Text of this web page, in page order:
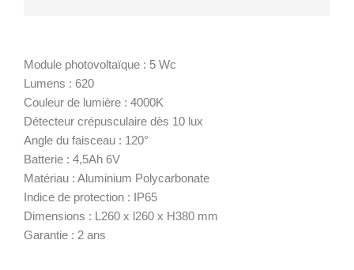
Module photovoltaïque : 5 Wc
Lumens : 620
Couleur de lumière : 4000K
Détecteur crépusculaire dès 10 lux
Angle du faisceau : 120°
Batterie : 4,5Ah 6V
Matériau : Aluminium Polycarbonate
Indice de protection : IP65
Dimensions : L260 x l260 x H380 mm
Garantie : 2 ans